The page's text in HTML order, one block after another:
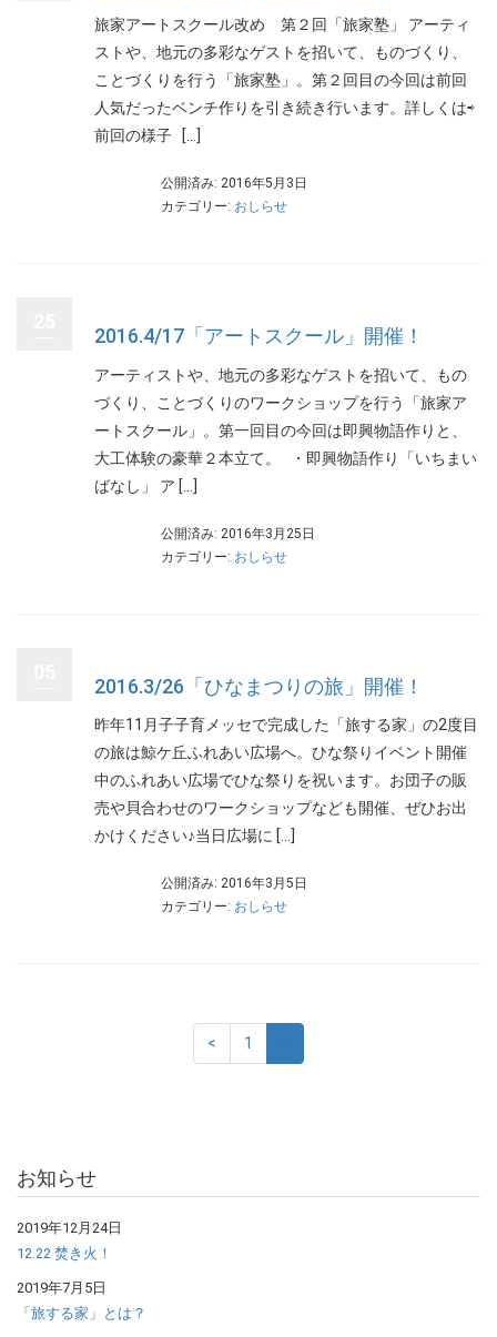
旅家アートスクール改め 第２回「旅家塾」 アーティ
ストや、地元の多彩なゲストを招いて、ものづくり、
ことづくりを行う「旅家塾」。第２回目の今回は前回
人気だったベンチ作りを引き続き行います。詳しくは⇨
前回の様子 […]
公開済み: 2016年5月3日
カテゴリー: おしらせ
2016.4/17「アートスクール」開催！
アーティストや、地元の多彩なゲストを招いて、もの
づくり、ことづくりのワークショップを行う「旅家ア
ートスクール」。第一回目の今回は即興物語作りと、
大工体験の豪華２本立て。 ・即興物語作り「いちまい
ばなし」 ア […]
公開済み: 2016年3月25日
カテゴリー: おしらせ
2016.3/26「ひなまつりの旅」開催！
昨年11月子子育メッセで完成した「旅する家」の2度目
の旅は鯨ケ丘ふれあい広場へ。ひな祭りイベント開催
中のふれあい広場でひな祭りを祝います。お団子の販
売や貝合わせのワークショップなども開催、ぜひお出
かけください♪当日広場に […]
公開済み: 2016年3月5日
カテゴリー: おしらせ
< 1
お知らせ
2019年12月24日
12.22 焚き火！
2019年7月5日
「旅する家」とは？